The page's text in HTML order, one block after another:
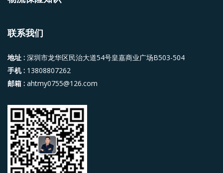
联系我们
地址 : 深圳市龙华区民治大道54号皇嘉商业广场B503-504
手机 : 13808807262
邮箱 : ahtmy0755@126.com